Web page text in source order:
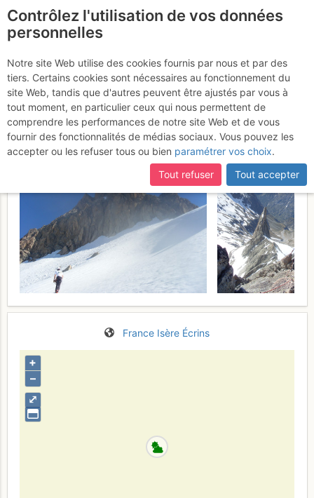
Aiguille Centrale du
Soreiller : Arête S
Samedi 27 mai
2017
France Isère Écrins
⤢
+
–
Contrôlez l'utilisation de vos données
personnelles
Notre site Web utilise des cookies fournis par nous et par des
tiers. Certains cookies sont nécessaires au fonctionnement du
site Web, tandis que d'autres peuvent être ajustés par vous à
tout moment, en particulier ceux qui nous permettent de
comprendre les performances de notre site Web et de vous
fournir des fonctionnalités de médias sociaux. Vous pouvez les
accepter ou les refuser tous ou bien paramétrer vos choix.
Tout refuser
Tout accepter